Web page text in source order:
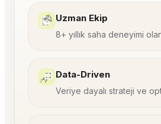
Uzman Ekip
8+ yıllık saha deneyimi
Data-Driven
Veriye dayalı strateji ve